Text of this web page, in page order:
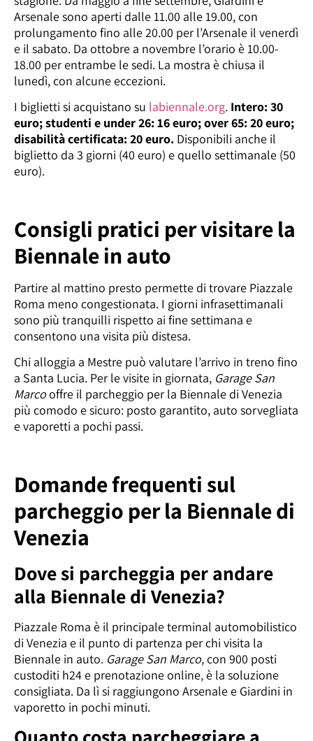
Arsenale sono aperti dalle 11.00 alle 19.00, con
prolungamento fino alle 20.00 per l’Arsenale il venerdì
e il sabato. Da ottobre a novembre l’orario è 10.00-
18.00 per entrambe le sedi. La mostra è chiusa il
lunedì, con alcune eccezioni.
I biglietti si acquistano su labiennale.org. Intero: 30
euro; studenti e under 26: 16 euro; over 65: 20 euro;
disabilità certificata: 20 euro. Disponibili anche il
biglietto da 3 giorni (40 euro) e quello settimanale (50
euro).
Consigli pratici per visitare la
Biennale in auto
Partire al mattino presto permette di trovare Piazzale
Roma meno congestionata. I giorni infrasettimanali
sono più tranquilli rispetto ai fine settimana e
consentono una visita più distesa.
Chi alloggia a Mestre può valutare l’arrivo in treno fino
a Santa Lucia. Per le visite in giornata, Garage San
Marcooffre il parcheggio per la Biennale di Venezia
più comodo e sicuro: posto garantito, auto sorvegliata
e vaporetti a pochi passi.
Domande frequenti sul
parcheggio per la Biennale di
Venezia
Dove si parcheggia per andare
alla Biennale di Venezia?
Piazzale Roma è il principale terminal automobilistico
di Venezia e il punto di partenza per chi visita la
Biennale in auto. Garage San Marco, con 900 posti
custoditi h24 e prenotazione online, è la soluzione
consigliata. Da lì si raggiungono Arsenale e Giardini in
vaporetto in pochi minuti.